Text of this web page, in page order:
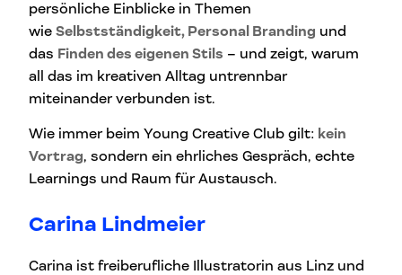
persönliche Einblicke in Themen
wie Selbstständigkeit, Personal Branding und
das Finden des eigenen Stils – und zeigt, warum
all das im kreativen Alltag untrennbar
miteinander verbunden ist.
Wie immer beim Young Creative Club gilt: kein
Vortrag, sondern ein ehrliches Gespräch, echte
Learnings und Raum für Austausch.
Carina Lindmeier
Carina ist freiberufliche Illustratorin aus Linz und